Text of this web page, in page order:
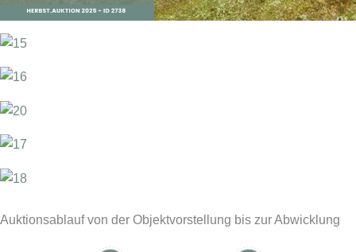
Auktionsablauf von der Objektvorstellung bis zur Abwicklung